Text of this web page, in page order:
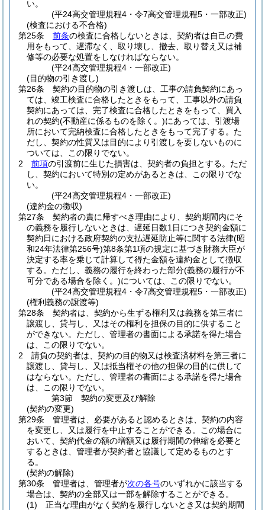
い。
(平24高交管理規程4・令7高交管理規程5・一部改正)
(検査における不合格)
第25条
前条の検査に合格しないときは、契約者は自己の費
用をもって、遅滞なく、取り壊し、撤去、取り替え又は補
修等の必要な処置をしなければならない。
(平24高交管理規程4・一部改正)
(目的物の引き渡し)
第26条
契約の目的物の引き渡しは、工事の請負契約にあっ
ては、竣工検査に合格したときをもって、工事以外の請負
契約にあっては、完了検査に合格したときをもって、買入
れの契約(不動産に係るものを除く。)にあっては、引渡場
所において完納検査に合格したときをもって完了する。 た
だし、契約の性質又は目的により引渡しを要しないものに
ついては、この限りでない。
2
前項の引渡前に生じた損害は、契約者の負担とする。 ただ
し、契約において特別の定めがあるときは、この限りでな
い。
(平24高交管理規程4・一部改正)
(違約金の徴収)
第27条
契約者の責に帰すべき理由により、契約期間内にそ
の義務を履行しないときは、遅延日数1日につき契約金額に
契約日における政府契約の支払遅延防止等に関する法律(昭
和24年法律第256号)第8条第1項の規定に基づき財務大臣が
決定する率を乗じて計算して得た金額を違約金として徴収
する。 ただし、義務の履行を終わった部分(義務の履行が不
可分である場合を除く。)については、この限りでない。
(平24高交管理規程4・令7高交管理規程5・一部改正)
(権利義務の譲渡等)
第28条
契約者は、契約から生ずる権利又は義務を第三者に
譲渡し、貸与し、又はその権利を担保の目的に供すること
ができない。 ただし、管理者の書面による承諾を得た場合
は、この限りでない。
2
請負の契約者は、契約の目的物又は検査済材料を第三者に
譲渡し、貸与し、又は抵当権その他の担保の目的に供して
はならない。 ただし、管理者の書面による承諾を得た場合
は、この限りでない。
第3節
契約の変更及び解除
(契約の変更)
第29条
管理者は、必要があると認めるときは、契約の内容
を変更し、又は履行を中止することができる。
この場合に
おいて、契約代金の額の増額又は履行期間の伸縮を必要と
するときは、管理者が契約者と協議して定めるものとす
る。
(契約の解除)
第30条
管理者は、管理者が次の各号のいずれかに該当する
場合は、契約の全部又は一部を解除することができる。
(1)
正当な理由がなく契約を履行しないとき又は契約期間